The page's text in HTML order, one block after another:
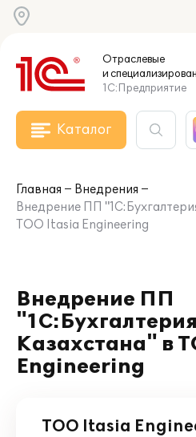
Отраслевые
и
1С:Предприятие
Каталог
Главная
Внедрения
Внедрение ПП
ТОО Itasia Engineering
Внедрение ПП
Казахстана" в
Engineering
ТОО Itasia